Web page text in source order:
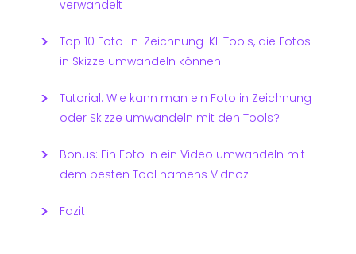
verwandelt
Top 10 Foto-in-Zeichnung-KI-Tools, die Fotos
in Skizze umwandeln können
Tutorial: Wie kann man ein Foto in Zeichnung
oder Skizze umwandeln mit den Tools?
Bonus: Ein Foto in ein Video umwandeln mit
dem besten Tool namens Vidnoz
Fazit